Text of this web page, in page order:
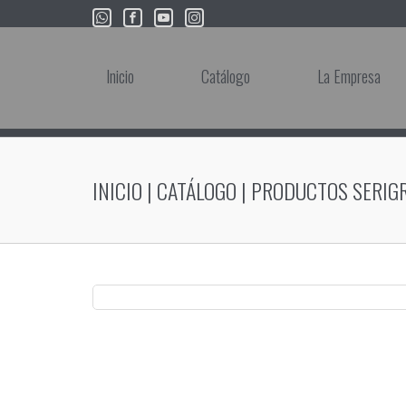
Inicio Catálogo La Empresa
INICIO | CATÁLOGO | PRODUCTOS